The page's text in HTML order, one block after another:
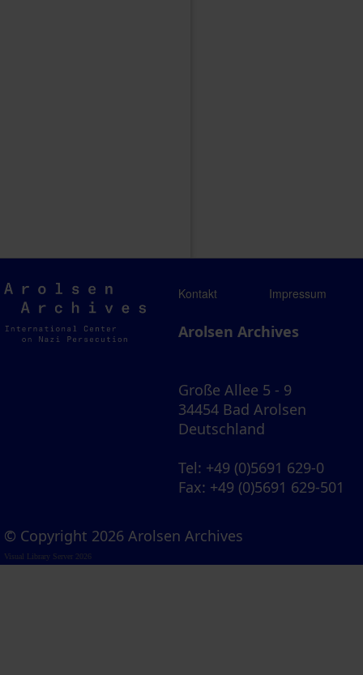
Arolsen
Archives
Kontakt Impressum
Arolsen Archives
Große Allee 5 - 9
34454 Bad Arolsen
Deutschland
Tel: +49 (0)5691 629-0
Fax: +49 (0)5691 629-501
© Copyright 2026 Arolsen Archives
Visual Library Server 2026